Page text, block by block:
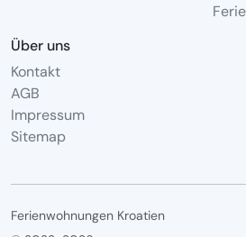
Über uns
Kontakt
AGB
Impressum
Sitemap
Ferienwohnungen Kroatien